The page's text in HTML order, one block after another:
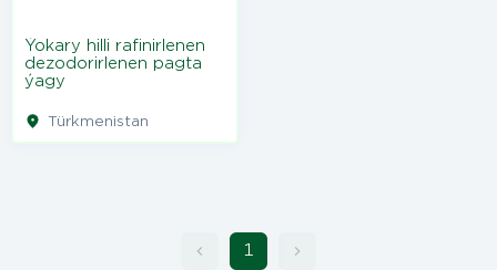
Ýokary hilli rafinirlenen
dezodorirlenen pagta
ýagy
Türkmenistan
1